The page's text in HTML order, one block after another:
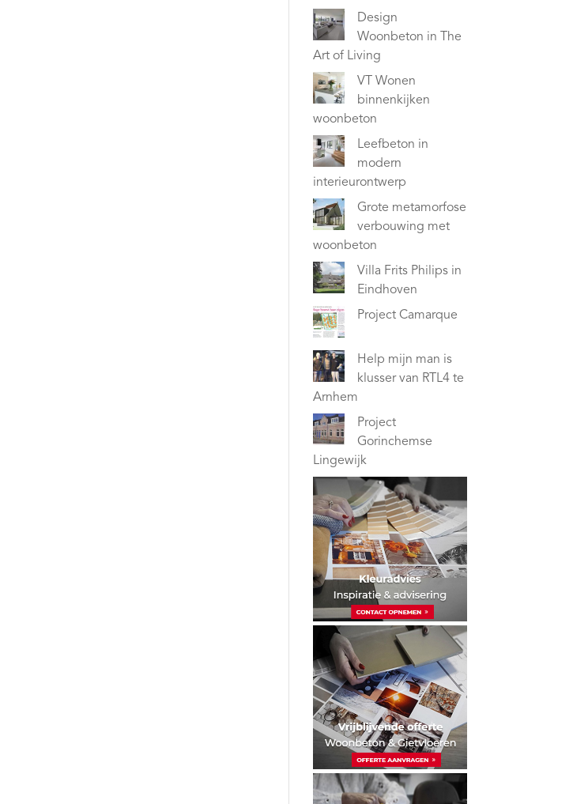
Design
Woonbeton in The
Art of Living
VT Wonen
binnenkijken
woonbeton
Leefbeton in
modern
interieurontwerp
Grote metamorfose
verbouwing met
woonbeton
Villa Frits Philips in
Eindhoven
Project Camarque
Help mijn man is
klusser van RTL4 te
Arnhem
Project
Gorinchemse
Lingewijk